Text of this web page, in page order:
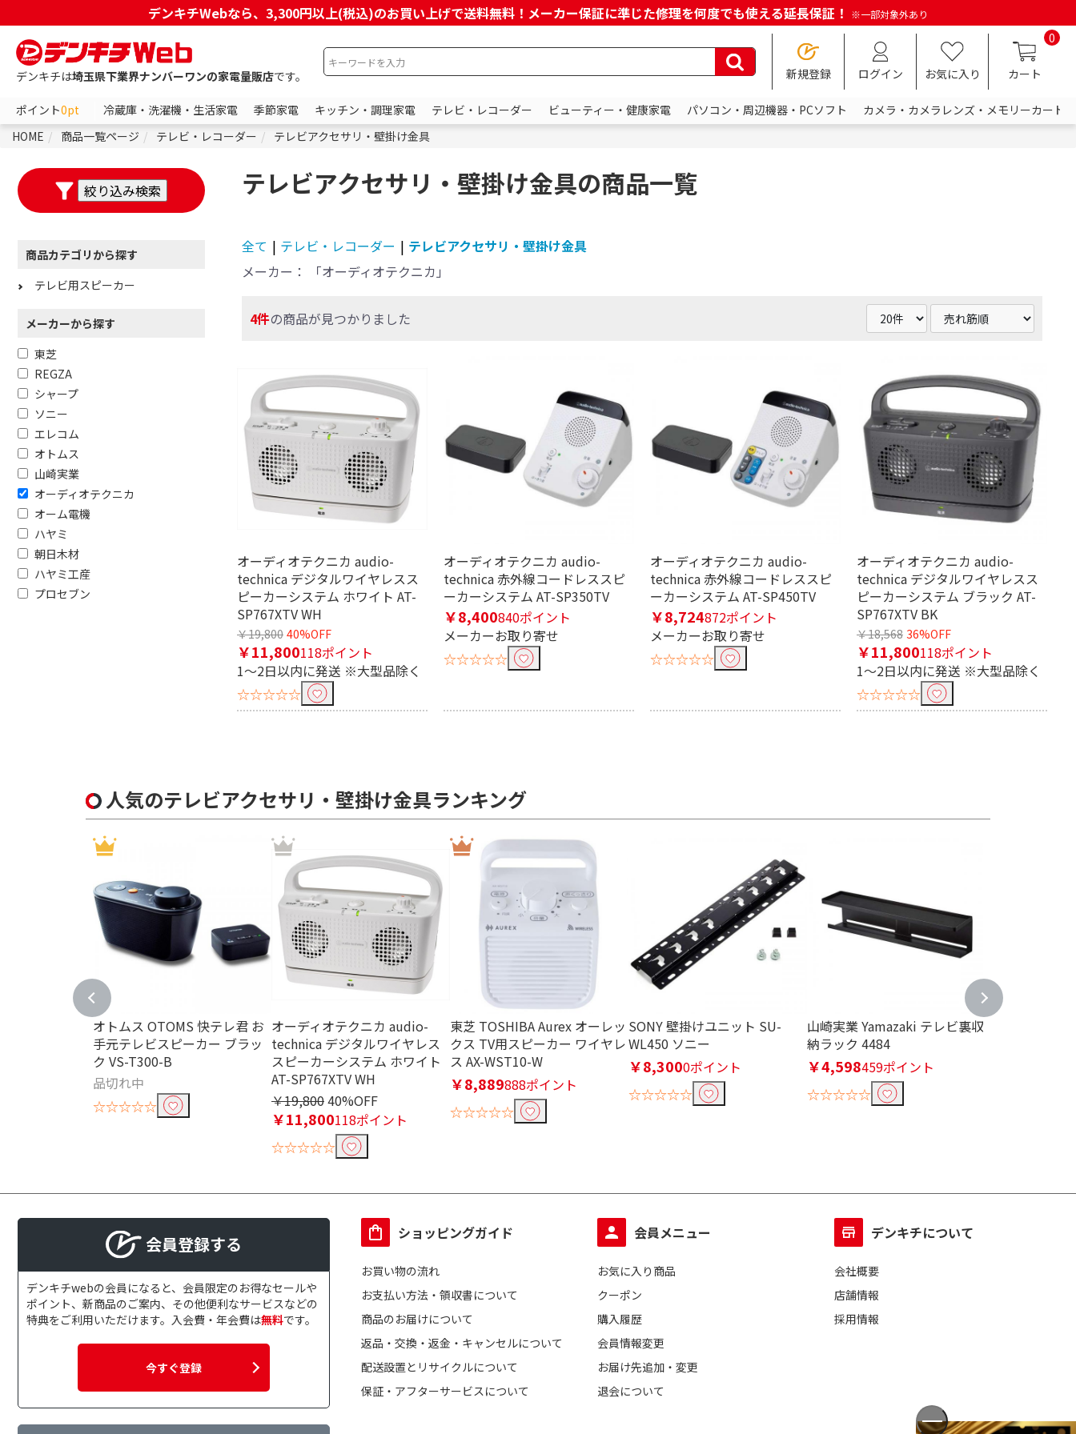
デンキチWebなら、3,300円以上(税込)のお買い上げで送料無料！メーカー保証に準じた修理を何度でも使える延長保証！ ※一部対象外あり
デンキチは埼玉県下業界ナンバーワンの家電量販店です。 新規登録 ログイン お気に入り
0
カート
ポイント0pt 冷蔵庫・洗濯機・生活家電 季節家電 キッチン・調理家電 テレビ・レコーダー ビューティー・健康家電 パソコン・周辺機器・PCソフト
カメラ・カメラレンズ・メモリーカード
HOME
商品一覧ページ テレビ・レコーダー テレビアクセサリ・壁掛け金具
テレビアクセサリ・壁掛け金具の商品一覧
全て | テレビ・レコーダー | テレビアクセサリ・壁掛け金具
メーカー：
「オーディオテクニカ」
4件の商品が見つかりました
オーディオテクニカ audio-
technica デジタルワイヤレスス
ピーカーシステム ホワイト AT-
SP767XTV WH
￥19,800 40%OFF
￥11,800118ポイント
1～2日以内に発送 ※大型品除く
☆☆☆☆☆
オーディオテクニカ audio-
technica 赤外線コードレススピ
ーカーシステム AT-SP350TV
￥8,400840ポイント
メーカーお取り寄せ
☆☆☆☆☆
オーディオテクニカ audio-
technica 赤外線コードレススピ
ーカーシステム AT-SP450TV
￥8,724872ポイント
メーカーお取り寄せ
☆☆☆☆☆
オーディオテクニカ audio-
technica デジタルワイヤレスス
ピーカーシステム ブラック AT-
SP767XTV BK
￥18,568 36%OFF
￥11,800118ポイント
1～2日以内に発送 ※大型品除く
☆☆☆☆☆
商品カテゴリから探す
テレビ用スピーカー
メーカーから探す
東芝
REGZA
シャープ
ソニー
エレコム
オトムス
山崎実業
オーディオテクニカ
オーム電機
ハヤミ
朝日木材
ハヤミ工産
プロセブン
条件で絞り込む
フリーワードで絞り込む
除外する にチェックを入れると、指定したワードを除外して検索します。
円~ 円
電源方式で絞り込む
AC電源/乾電池
6TB～7TB未満 4TB～5TB未満
防水機能で絞り込む
サイズで絞り込む
据え置き型
インターフェイスで絞り込む
Wi-Fi機能で絞り込む
非対応
Bluetooth対応で絞り込む
Wi-Fi非対応
対応テレビサイズで絞り込む
ハイレゾで絞り込む
ハイレゾ非対応
Bluetoothで絞り込む
人気のテレビアクセサリ・壁掛け金具ランキング
オトムス OTOMS 快テレ君 お
手元テレビスピーカー ブラッ
ク VS-T300-B
品切れ中
☆☆☆☆☆
オーディオテクニカ audio-
technica デジタルワイヤレス
スピーカーシステム ホワイト
AT-SP767XTV WH
￥19,80040%OFF
￥11,800118ポイント
☆☆☆☆☆
東芝 TOSHIBA Aurex オーレッ
クス TV用スピーカー ワイヤレ
ス AX-WST10-W
￥8,889888ポイント
☆☆☆☆☆
SONY 壁掛けユニット SU-
WL450 ソニー
￥8,3000ポイント
☆☆☆☆☆
山崎実業 Yamazaki テレビ裏収
納ラック 4484
￥4,598459ポイント
☆☆☆☆☆
会員登録する
デンキチwebの会員になると、会員限定のお得なセールや
ポイント、新商品のご案内、その他便利なサービスなどの
特典をご利用いただけます。入会費・年会費は無料です。
今すぐ登録
ショッピングガイド
お買い物の流れ
お支払い方法・領収書について
商品のお届けについて
返品・交換・返金・キャンセルについて
配送設置とリサイクルについて
保証・アフターサービスについて
会員メニュー
お気に入り商品
クーポン
購入履歴
会員情報変更
お届け先追加・変更
退会について
デンキチについて
会社概要
店舗情報
採用情報